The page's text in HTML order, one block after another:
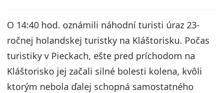
O 14:40 hod. oznámili náhodní turisti úraz 23-
ročnej holandskej turistky na Kláštorisku. Počas
turistiky v Pieckach, ešte pred príchodom na
Kláštorisko jej začali silné bolesti kolena, kvôli
ktorým nebola ďalej schopná samostatného